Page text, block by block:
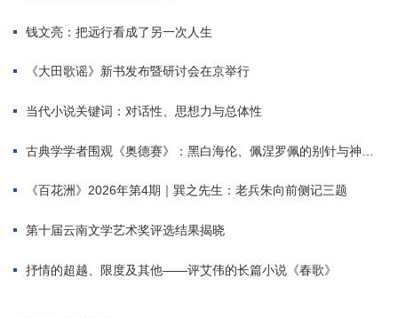
钱文亮：把远行看成了另一次人生
《大田歌谣》新书发布暨研讨会在京举行
当代小说关键词：对话性、思想力与总体性
古典学学者围观《奥德赛》：黑白海伦、佩涅罗佩的别针与神秘入侵者
《百花洲》2026年第4期｜巽之先生：老兵朱向前侧记三题
第十届云南文学艺术奖评选结果揭晓
抒情的超越、限度及其他——评艾伟的长篇小说《春歌》